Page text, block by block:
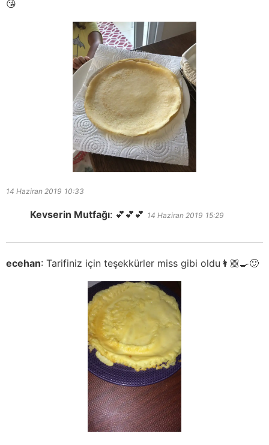
😘
14 Haziran 2019 10:33
Kevserin Mutfağı: 💕💕💕 14 Haziran 2019 15:29
ecehan: Tarifiniz için teşekkürler miss gibi oldu👩🏼‍🍳🙂